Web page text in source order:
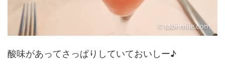
酸味があってさっぱりしていておいしー♪